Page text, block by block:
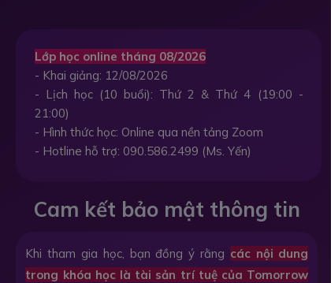
Lớp học online tháng 08/2026
- Khai giảng: 12/08/2026
- Lịch học (10 buổi): Thứ 2 & Thứ 4 (19:00 -
21:00)
- Hình thức học: Online qua nền tảng Zoom
- Hotline hỗ trợ: 090.586.2499 (Ms. Yến)
Khi tham gia học, bạn đồng ý rằng các nội dung
trong khóa học là tài sản trí tuệ của Tomorrow
Cam kết bảo mật thông tin